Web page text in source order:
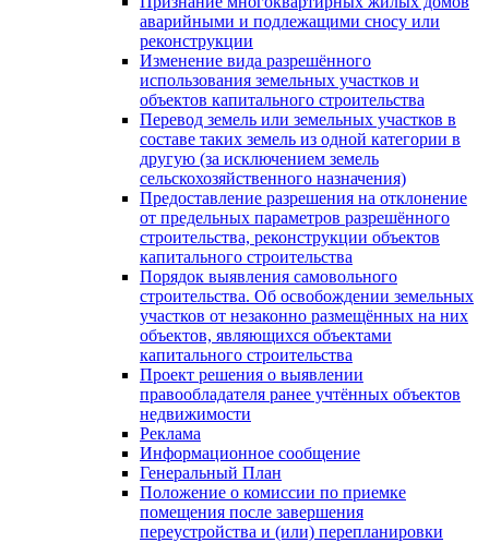
аварийными и подлежащими сносу или
реконструкции
Изменение вида разрешённого
использования земельных участков и
объектов капитального строительства
Перевод земель или земельных участков в
составе таких земель из одной категории в
другую (за исключением земель
сельскохозяйственного назначения)
Предоставление разрешения на отклонение
от предельных параметров разрешённого
строительства, реконструкции объектов
капитального строительства
Порядок выявления самовольного
строительства. Об освобождении земельных
участков от незаконно размещённых на них
объектов, являющихся объектами
капитального строительства
Проект решения о выявлении
правообладателя ранее учтённых объектов
недвижимости
Реклама
Информационное сообщение
Генеральный План
Положение о комиссии по приемке
помещения после завершения
переустройства и (или) перепланировки